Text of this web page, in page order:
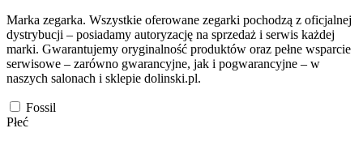
Marka zegarka. Wszystkie oferowane zegarki pochodzą z oficjalnej
dystrybucji – posiadamy autoryzację na sprzedaż i serwis każdej
marki. Gwarantujemy oryginalność produktów oraz pełne wsparcie
serwisowe – zarówno gwarancyjne, jak i pogwarancyjne – w
naszych salonach i sklepie dolinski.pl.
Fossil
Płeć